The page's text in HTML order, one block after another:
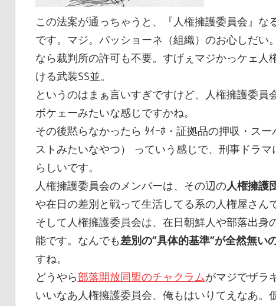
この法案が通っちゃうと、『人権擁護委員会』な
です。マジ。パッショーネ（組織）のお心しだい
なら裁判所の許可も不要。すげぇマジかっケェ
ける武装SS並。
というのはまぁ言いすぎですけど、人権擁護委
ボケェーみたいな感じですかね。
その後黙らなかったら ﾀｲｰﾎ・証拠品の押収・ス
ストみたいなやつ） っていう感じで、刑事ドラ
らしいです。
人権擁護委員会のメンバーは、その辺の人権擁護
や在日の差別と戦って生活してる系の人権屋さん
そして人権擁護委員会は、在日朝鮮人や部落出身
能です。なんでも差別の”具体的基準”が全然無い
すね。
どうやら部落開放同盟のチャクラムがマジでザラ
いいなあ人権擁護委員会、俺もはいりてえなあ